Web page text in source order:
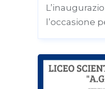
l’occasione